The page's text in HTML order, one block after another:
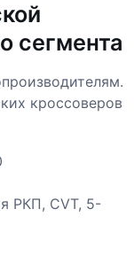
сегмента
РКП, CVT, 5-